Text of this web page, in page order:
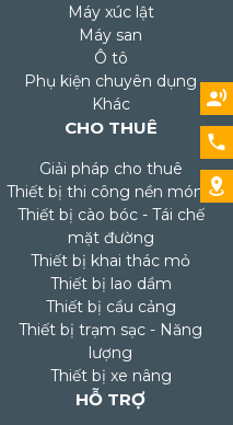
Máy xúc lật
Máy san
Ô tô
Phụ kiện chuyên dụng
Khác
CHO THUÊ
Giải pháp cho thuê
Thiết bị thi công nền móng
Thiết bị cào bóc - Tái chế
mặt đường
Thiết bị khai thác mỏ
Thiết bị lao dầm
Thiết bị cầu cảng
Thiết bị trạm sạc - Năng
lượng
Thiết bị xe nâng
HỖ TRỢ